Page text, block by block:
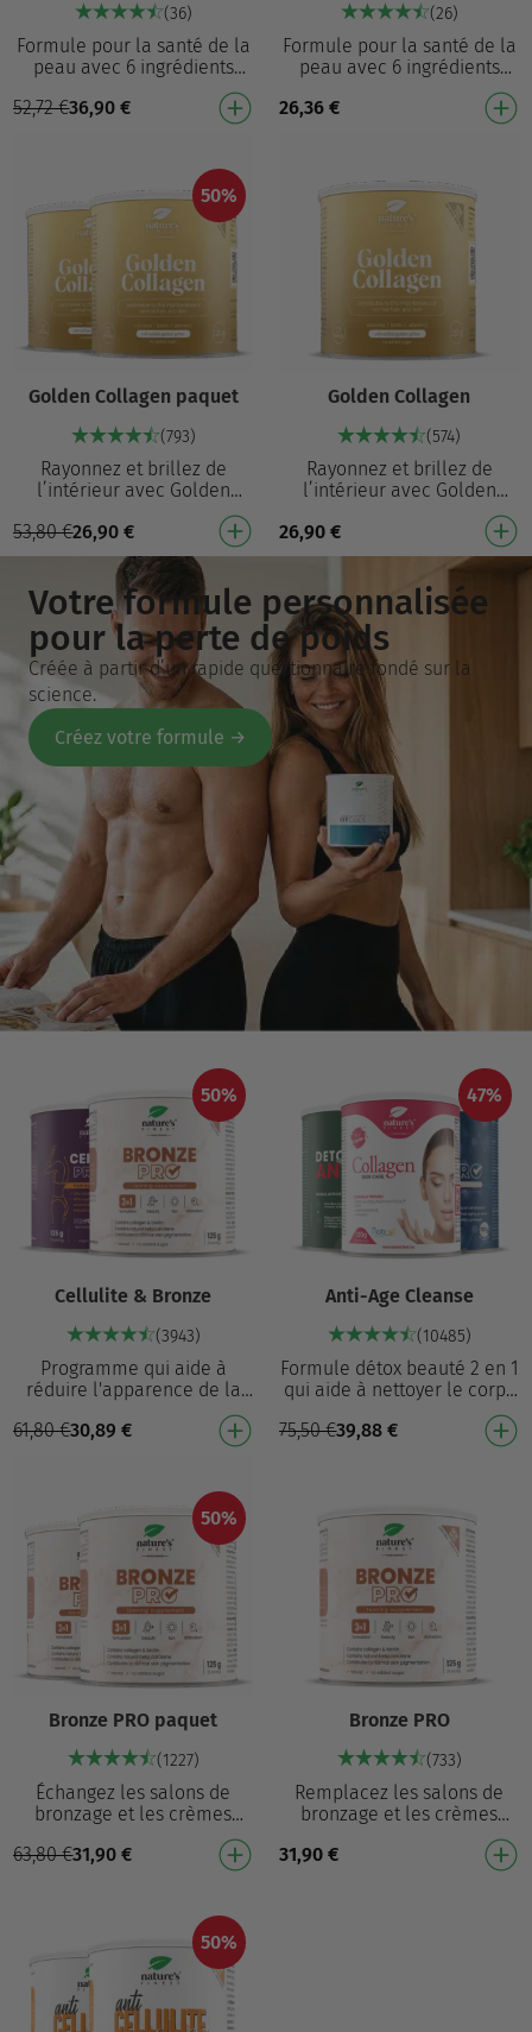
(36)
Formule pour la santé de la
peau avec 6 ingrédients
actifs contre l'acné¹ et pour
réguler l'activité hormonale³
52,72€36,90€
(26)
Formule pour la santé de la
peau avec 6 ingrédients
actifs contre l'acné¹ et pour
la régulation de l'activité
26,36€
50%
Golden Collagen paquet
(793)
Rayonnez et brillez de
l’intérieur avec Golden
collagène doré au monde,
aussi exceptionnel que
vous…
53,80€26,90€
Golden Collagen
(574)
Rayonnez et brillez de
l’intérieur avec Golden
collagène doré au monde,
aussi exceptionnel que
26,90€
Votre formule personnalisée
pour la perte de poids
Créée à partir d’un rapide questionnaire fondé sur la
science.
Créez votre formule →
50%
Cellulite & Bronze
(3943)
Programme qui aide à
réduire l'apparence de la
cellulite¹ et contribue à une
pigmentation normale de la
61,80€30,89€
47%
Anti-Age Cleanse
(10485)
Formule détox beauté 2 en 1
qui aide à nettoyer le corps
vieillissement prématuré dû
75,50€39,88€
50%
Bronze PRO paquet
(1227)
Échangez les salons de
bronzage et les crèmes
autobronzantes pour une
formule bronzante qui agit
de l'intérieur Supplém…
63,80€31,90€
Bronze PRO
(733)
Remplacez les salons de
bronzage et les crèmes
autobronzantes par une
formule bronzante qui agit
de l'intérieur Complém…
31,90€
50%